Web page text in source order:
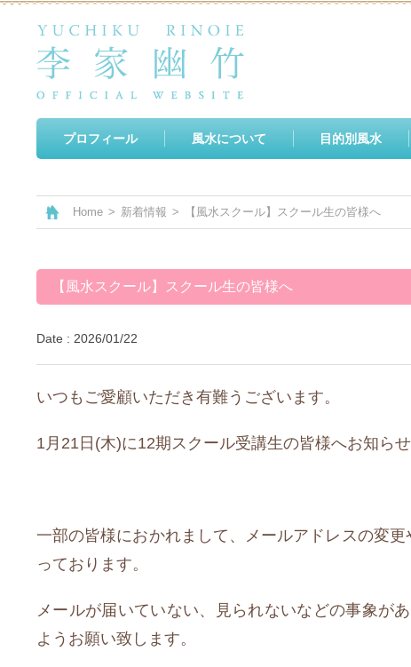
プロフィール 風水について 目的別風水
Home > 新着情報 > 【風水スクール】スクール生の皆様へ
【風水スクール】スクール生の皆様へ
Date : 2026/01/22
いつもご愛顧いただき有難うございます。
1月21日(木)に12期スクール受講生の皆様へお知ら
一部の皆様におかれまして、メールアドレスの変
っております。
メールが届いていない、見られないなどの事象が
ようお願い致します。